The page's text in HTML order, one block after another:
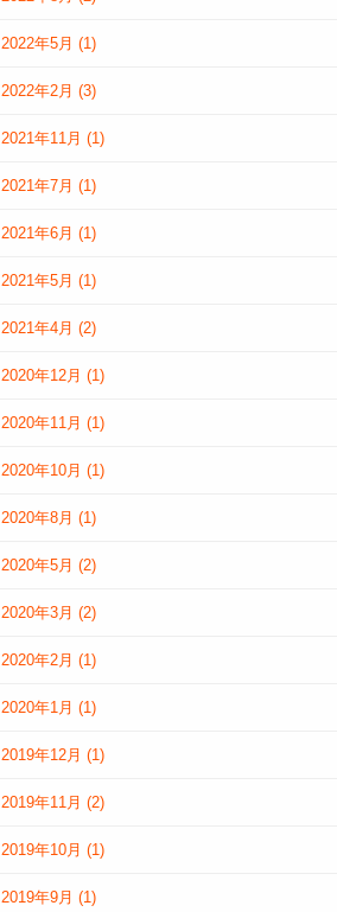
2022年5月 (1)
2022年2月 (3)
2021年11月 (1)
2021年7月 (1)
2021年6月 (1)
2021年5月 (1)
2021年4月 (2)
2020年12月 (1)
2020年11月 (1)
2020年10月 (1)
2020年8月 (1)
2020年5月 (2)
2020年3月 (2)
2020年2月 (1)
2020年1月 (1)
2019年12月 (1)
2019年11月 (2)
2019年10月 (1)
2019年9月 (1)